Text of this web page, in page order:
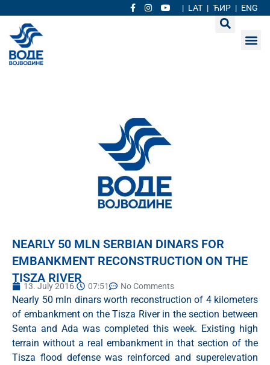
| LAT | ЋИР | ENG
NEARLY 50 MLN SERBIAN DINARS FOR
EMBANKMENT RECONSTRUCTION ON THE
TISZA RIVER
13. July 2016. 07:51 No Comments
Nearly 50 mln dinars worth reconstruction of 4 kilometers
of embankment on the Tisza River in the section between
Senta and Ada was completed this week. Existing high
terrain without a real embankment in that section of the
Tisza flood defense was reinforced and superelevation